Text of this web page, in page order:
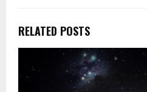
RELATED POSTS